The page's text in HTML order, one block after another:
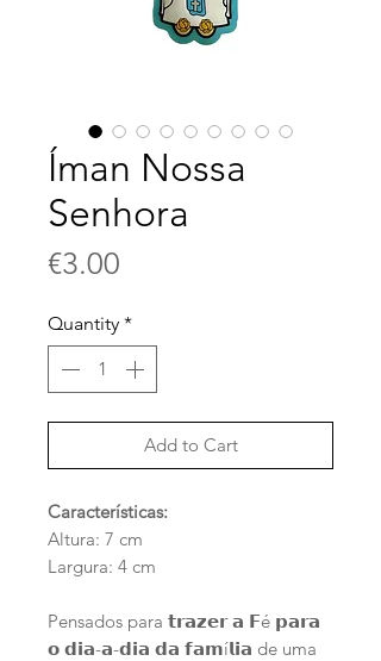
Íman Nossa
Senhora
€3.00
Quantity *
Add to Cart
Características:
Altura: 7 cm
Largura: 4 cm
Pensados para 𝘁𝗿𝗮𝘇𝗲𝗿 𝗮 𝗙é 𝗽𝗮𝗿𝗮
𝗼 𝗱𝗶𝗮-𝗮-𝗱𝗶𝗮 𝗱𝗮 𝗳𝗮𝗺í𝗹𝗶𝗮 de uma